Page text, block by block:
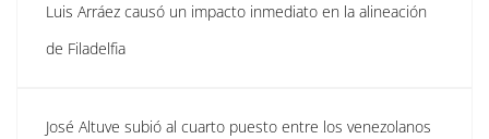
Luis Arráez causó un impacto inmediato en la alineación
de Filadelfia
José Altuve subió al cuarto puesto entre los venezolanos